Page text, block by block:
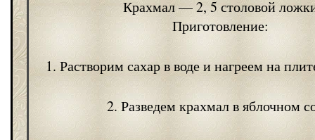
Крахмал — 2, 5 столовой
Приготовление:
1. Растворим сахар в воде и нагреем на
2. Разведем крахмал в яблочном